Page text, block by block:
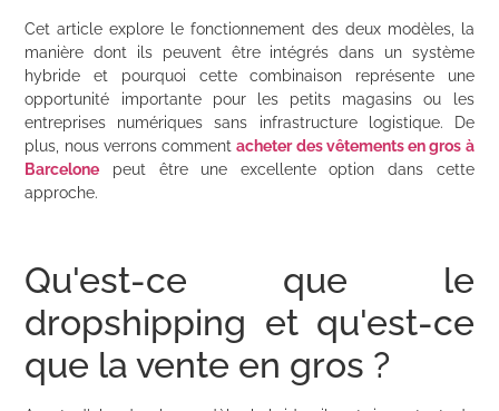
Cet article explore le fonctionnement des deux modèles, la
manière dont ils peuvent être intégrés dans un système
hybride et pourquoi cette combinaison représente une
opportunité importante pour les petits magasins ou les
entreprises numériques sans infrastructure logistique. De
plus, nous verrons commentacheter des vêtements en gros à
Barcelone peut être une excellente option dans cette
approche.
Qu'est-ce que le
dropshipping et qu'est-ce
que la vente en gros ?